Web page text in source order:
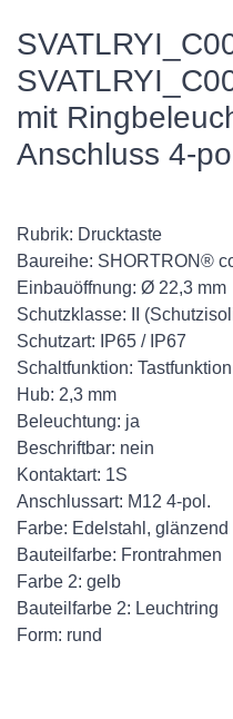
mit
Anschluss 4-
Rubrik: Drucktaste
Baureihe: SHORTRON®
Einbauöffnung: Ø 22,3 mm
Schutzklasse: II
Schutzart: IP65 / IP67
Schaltfunktion: Tastfunktion
Hub: 2,3 mm
Beleuchtung: ja
Beschriftbar: nein
Kontaktart: 1S
Anschlussart: M12 4-pol.
Farbe: Edelstahl, glänzend
Bauteilfarbe: Frontrahmen
Farbe 2: gelb
Bauteilfarbe 2: Leuchtring
Form: rund